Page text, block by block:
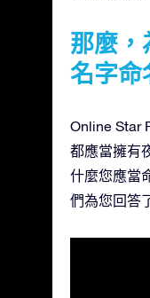
那麼，
名字命
Online Star
都應當擁有
什麼您應當
們為您回答